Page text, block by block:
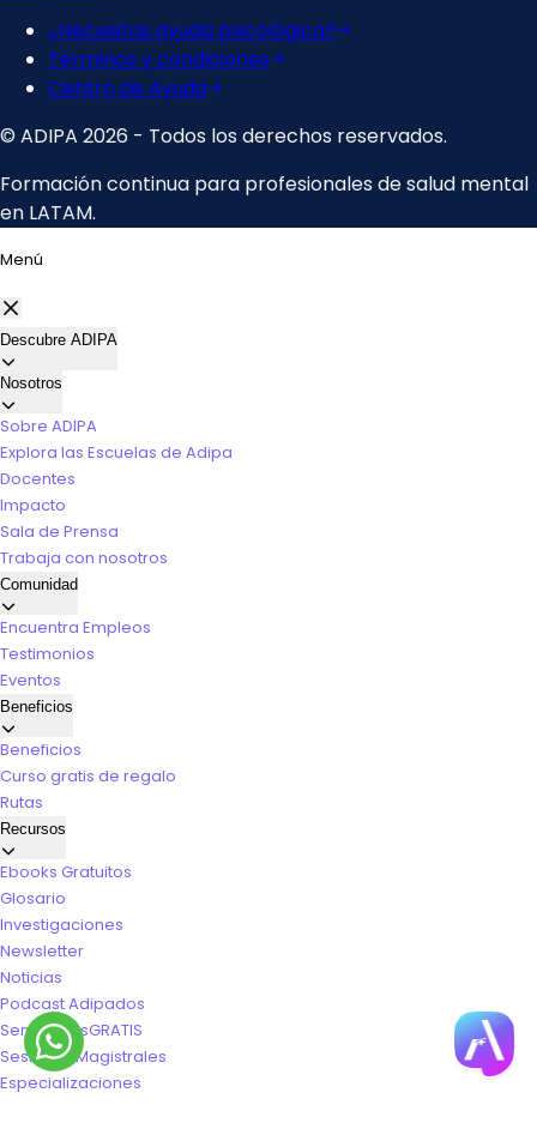
Menú
Descubre ADIPA
Nosotros
Sobre ADIPA
Explora las Escuelas de Adipa
Docentes
Impacto
Sala de Prensa
Trabaja con nosotros
Comunidad
Encuentra Empleos
Testimonios
Eventos
Beneficios
Beneficios
Curso gratis de regalo
Rutas
Recursos
Ebooks Gratuitos
Glosario
Investigaciones
Newsletter
Noticias
Podcast Adipados
SeminariosGRATIS
Sesiones Magistrales
Especializaciones